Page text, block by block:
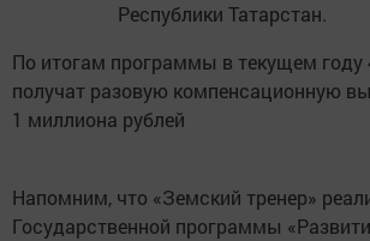
Республики Татарстан.
По итогам программы в текущем году
получат разовую компенсационную
1 миллиона рублей
Напомним, что «Земский тренер»
Государственной программы